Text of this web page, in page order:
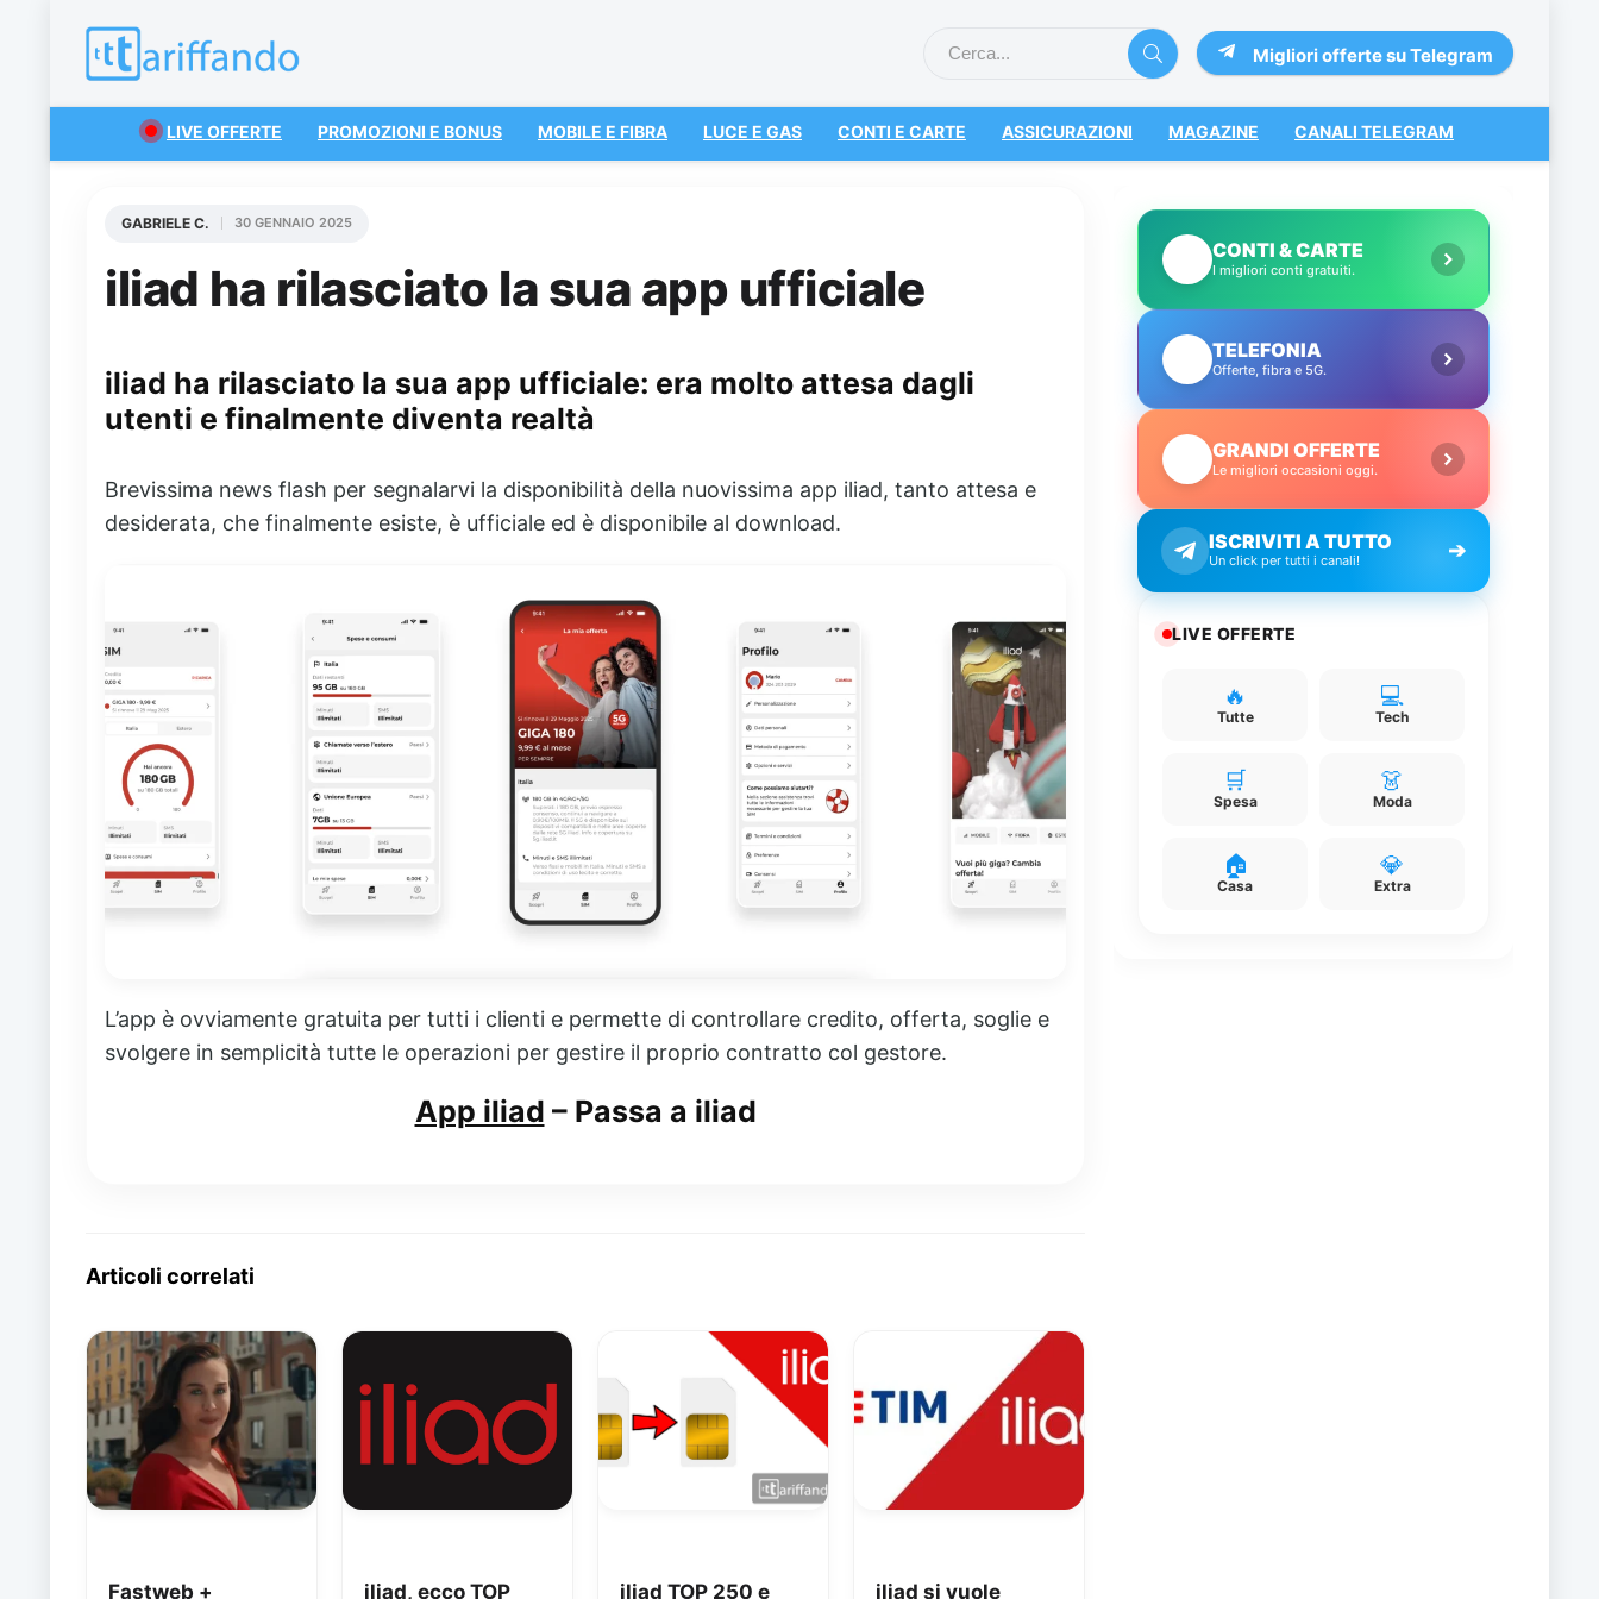
Migliori offerte su Telegram
LIVE OFFERTE PROMOZIONI E BONUS MOBILE E FIBRA LUCE E GAS CONTI E CARTE ASSICURAZIONI MAGAZINE CANALI TELEGRAM
iliad ha rilasciato la sua app ufficiale
GABRIELE C. 30 GENNAIO 2025
iliad ha rilasciato la sua app ufficiale: era molto attesa dagli
utenti e finalmente diventa realtà
Brevissima news flash per segnalarvi la disponibilità della nuovissima app iliad, tanto attesa e
desiderata, che finalmente esiste, è ufficiale ed è disponibile al download.
L’app è ovviamente gratuita per tutti i clienti e permette di controllare credito, offerta, soglie e
svolgere in semplicità tutte le operazioni per gestire il proprio contratto col gestore.
App iliad – Passa a iliad
Articoli correlati
Fastweb + iliad, ecco TOP iliad TOP 250 e iliad si vuole
CONTI & CARTE
I migliori conti gratuiti.
TELEFONIA
Offerte, fibra e 5G.
GRANDI OFFERTE
Le migliori occasioni oggi.
ISCRIVITI A TUTTO
Un click per tutti i canali! ➔
LIVE OFFERTE
🔥
Tutte
💻
Tech
🛒
Spesa
👗
Moda
🏠
Casa
💎
Extra